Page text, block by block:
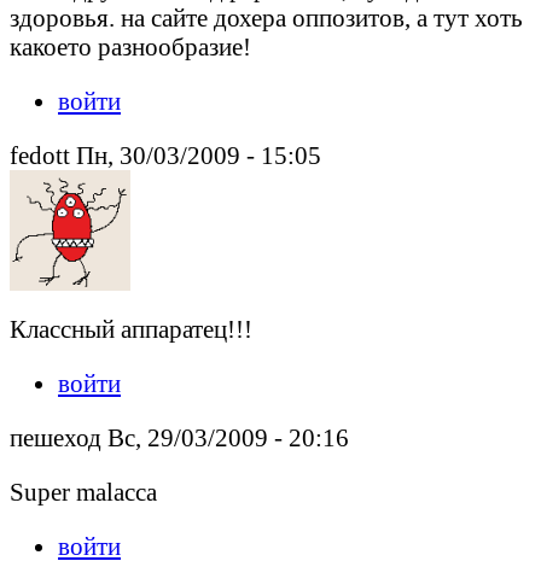
здоровья. на сайте дохера оппозитов, а тут хоть
какоето разнообразие!
войти
fedott Пн, 30/03/2009 - 15:05
Классный аппаратец!!!
войти
пешеход Вс, 29/03/2009 - 20:16
Super malacca
войти